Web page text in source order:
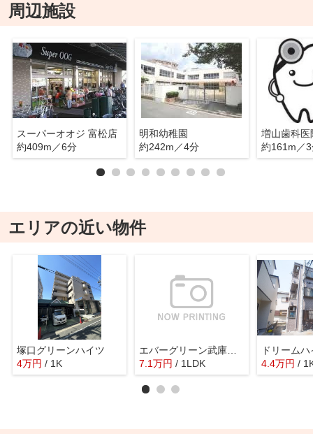
周辺施設
スーパーオオジ 富松店
約409m／6分
明和幼稚園
約242m／4分
増山歯科医
約161m／
エリアの近い物件
塚口グリーンハイツ
4万円 / 1K
エバーグリーン武庫之荘
7.1万円 / 1LDK
ドリーム
4.4万円 /